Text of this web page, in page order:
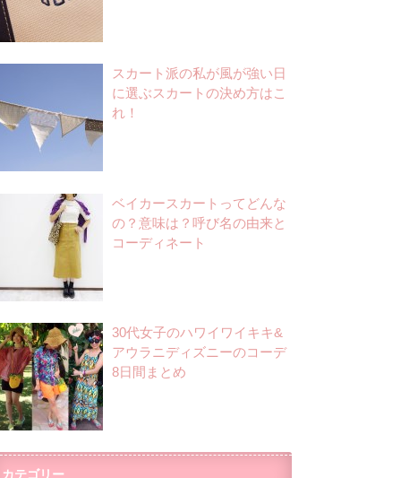
スカート派の私が風が強い日
に選ぶスカートの決め方はこ
れ！
ベイカースカートってどんな
の？意味は？呼び名の由来と
コーディネート
30代女子のハワイワイキキ&
アウラニディズニーのコーデ
8日間まとめ
カテゴリー